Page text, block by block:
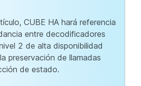
CUBE HA hará referencia
entre decodificadores
2 de alta disponibilidad
preservación de llamadas
de estado.